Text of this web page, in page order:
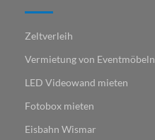
Zeltverleih
Vermietung von Eventmöbeln
LED Videowand mieten
Fotobox mieten
Eisbahn Wismar